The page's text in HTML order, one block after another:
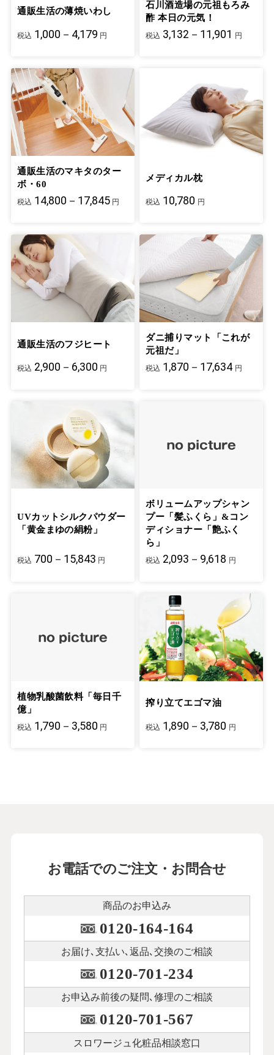
通販生活の薄焼いわし
税込 1,000－4,179 円
石川酒造場の元祖もろみ
酢 本日の元気！
税込 3,132－11,901 円
通販生活のマキタのター
ボ・60
税込 14,800－17,845 円
メディカル枕
税込 10,780 円
通販生活のフジヒート
税込 2,900－6,300 円
ダニ捕りマット「これが
元祖だ」
税込 1,870－17,634 円
UVカットシルクパウダー
「黄金まゆの絹粉」
税込 700－15,843 円
ボリュームアップシャン
プー「髪ふくら」&コン
ディショナー「艶ふく
ら」
税込 2,093－9,618 円
植物乳酸菌飲料「毎日千
億」
税込 1,790－3,580 円
搾り立てエゴマ油
税込 1,890－3,780 円
お電話でのご注文・お問合せ
商品のお申込み
0120-164-164
お届け､支払い､ 返品､交換のご相談
0120-701-234
お申込み前後の疑問､修理のご相談
0120-701-567
スロワージュ化粧品相談窓口